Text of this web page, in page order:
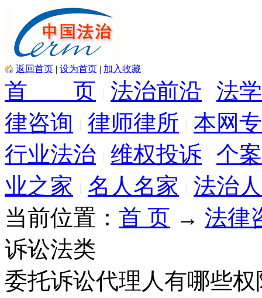
返回首页 | 设为首页 | 加入收藏
首 页 法治前沿
法
律咨询
律师律所
本网
行业法治 维权投诉
个
业之家
名人名家
法治
当前位置： 首 页 → 法律
诉讼法类
委托诉讼代理人有哪些权